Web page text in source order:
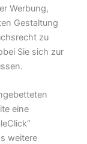
Werbung,
Gestaltung
zu
Sie sich zur
eine
weitere